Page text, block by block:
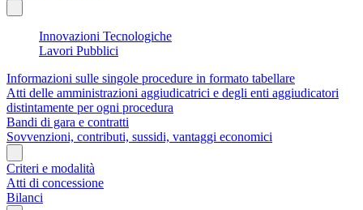
Innovazioni Tecnologiche
Lavori Pubblici
Informazioni sulle singole procedure in formato tabellare
Atti delle amministrazioni aggiudicatrici e degli enti aggiudicatori
distintamente per ogni procedura
Bandi di gara e contratti
Sovvenzioni, contributi, sussidi, vantaggi economici
Criteri e modalità
Atti di concessione
Bilanci